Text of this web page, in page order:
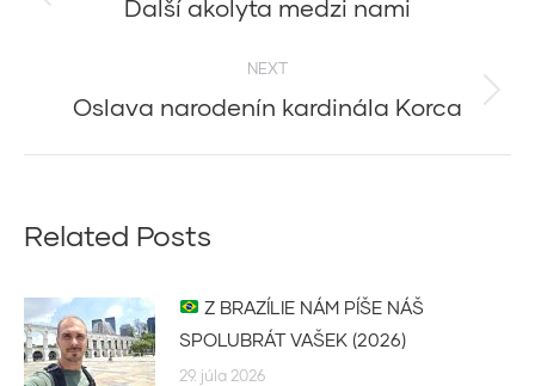
Ďalší akolyta medzi nami
NEXT
Next
Oslava narodenín kardinála Korca
Related Posts
Z BRAZÍLIE NÁM PÍŠE NÁŠ
SPOLUBRÁT VAŠEK (2026)
29. júla 2026